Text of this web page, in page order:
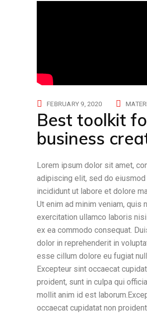
FEBRUARY 9, 2020
Best toolkit
business
Lorem ipsum dolor sit amet,
adipiscing elit, sed do
incididunt ut labore et dolore
Ut enim ad minim veniam, quis
exercitation ullamco laboris
ex ea commodo consequat.
dolor in reprehenderit in
esse cillum dolore eu fugiat
Excepteur sint occaecat
proident, sunt in culpa qui
mollit anim id est
occaecat cupidatat non proident.